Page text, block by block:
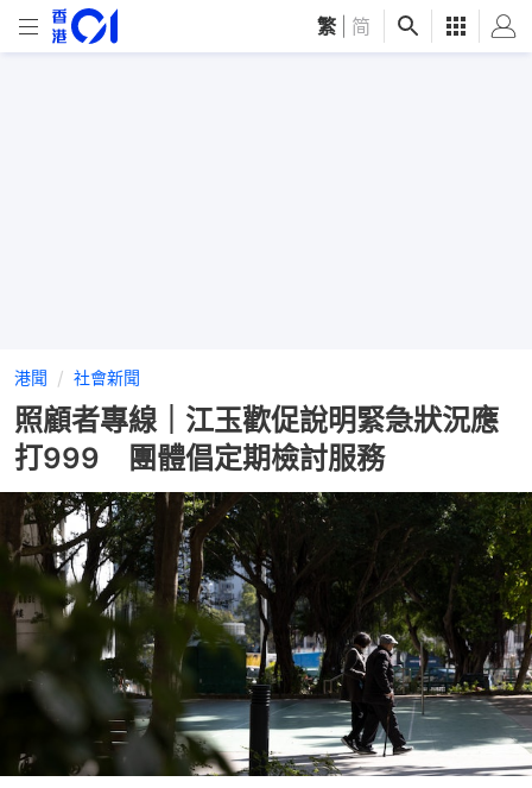
繁 简
港聞 社會新聞
照顧者專線｜江玉歡促說明緊急狀況應
打999 團體倡定期檢討服務